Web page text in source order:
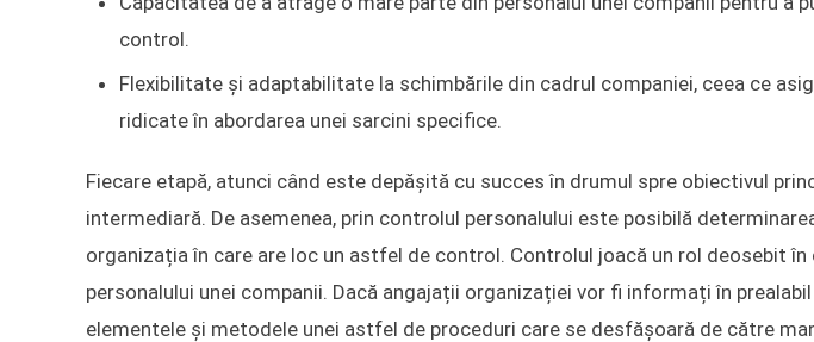
control.
Flexibilitate și adaptabilitate la schimbările din cadrul companiei, ceea ce
ridicate în abordarea unei sarcini specifice.
Fiecare etapă, atunci când este depășită cu succes în drumul spre obiectivul
intermediară. De asemenea, prin controlul personalului este posibilă
organizația în care are loc un astfel de control. Controlul joacă un rol deosebit
personalului unei companii. Dacă angajații organizației vor fi informați în
elementele și metodele unei astfel de proceduri care se desfășoară de către